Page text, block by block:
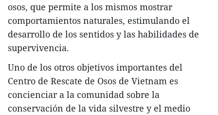
osos, que permite a los mismos mostrar
comportamientos naturales, estimulando el
desarrollo de los sentidos y las habilidades de
supervivencia.
Uno de los otros objetivos importantes del
Centro de Rescate de Osos de Vietnam es
concienciar a la comunidad sobre la
conservación de la vida silvestre y el medio